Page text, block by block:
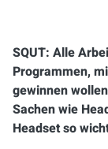
SQUT: Alle
Programmen,
gewinnen
Sachen wie
Headset so